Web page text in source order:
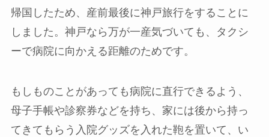
帰国したため、産前最後に神戸旅行をすることに
しました。神戸なら万が一産気づいても、タクシ
ーで病院に向かえる距離のためです。
もしものことがあっても病院に直行できるよう、
母子手帳や診察券などを持ち、家には後から持っ
てきてもらう入院グッズを入れた鞄を置いて、い